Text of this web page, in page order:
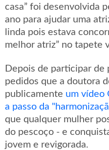
casa” foi desenvolvida
ano para ajudar uma
linda pois estava
melhor atriz” no tapete
Depois de participar de
pedidos que a doutora
publicamente um vídeo
a passo da
que qualquer mulher
do pescoço - e
jovem e revigorada.